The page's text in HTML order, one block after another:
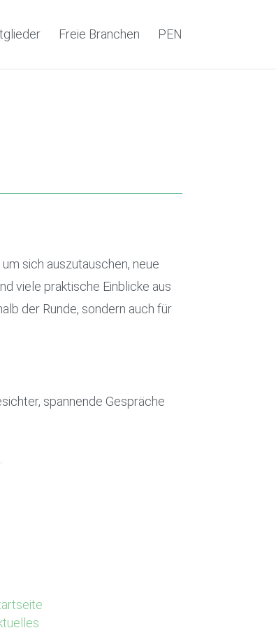
Freie Branchen PEN
sich auszutauschen, neue
viele praktische Einblicke aus
der Runde, sondern auch für
spannende Gespräche